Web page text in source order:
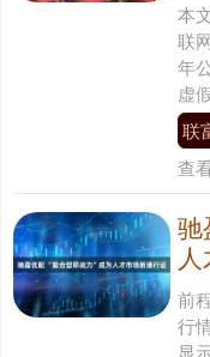
本
联
年
虚
联
查
驰
前
行
显